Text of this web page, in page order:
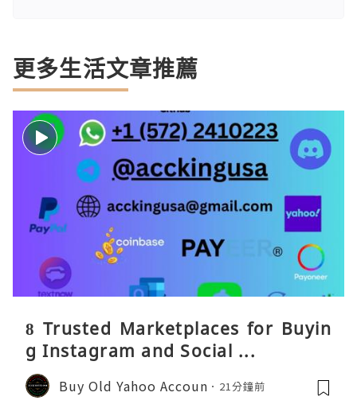
更多生活文章推薦
8 Trusted Marketplaces for Buyin
g Instagram and Social ...
Buy Old Yahoo Accoun 21分鐘前